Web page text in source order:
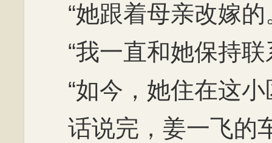
“她跟着母亲改嫁的
“我一直和她保持联
“如今，她住在这小
话说完，姜一飞的